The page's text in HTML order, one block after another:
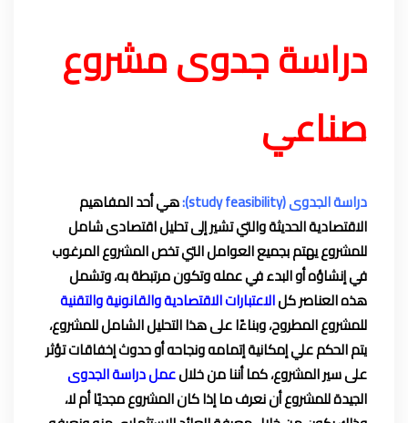
دراسة جدوى مشروع
صناعي
دراسة الجدوى (study feasibility):
هي أحد المفاهيم
الاقتصادية الحديثة والتي تشير إلى تحليل اقتصادى شامل
للمشروع يهتم بجميع العوامل التي تخص المشروع المرغوب
في إنشاؤه أو البدء في عمله وتكون مرتبطة به، وتشمل
هذه العناصر كلالاعتبارات الاقتصادية والقانونيةوالتقنية
للمشروع المطروح، وبناءًا على هذا التحليل الشامل للمشروع،
يتم الحكم علي إمكانية إتمامه ونجاحه أو حدوث إخفاقات تؤثر
على سير المشروع، كما أننا من خلالعمل دراسة الجدوى
الجيدة للمشروع أن نعرف ما إذا كان المشروع مجديًا أم لا،